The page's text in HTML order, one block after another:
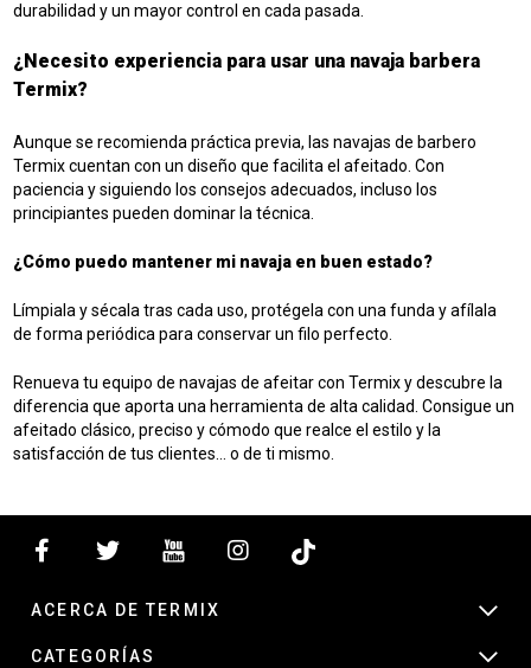
durabilidad y un mayor control en cada pasada.
¿Necesito experiencia para usar una navaja barbera
Termix?
Aunque se recomienda práctica previa, las navajas de barbero
Termix cuentan con un diseño que facilita el afeitado. Con
paciencia y siguiendo los consejos adecuados, incluso los
principiantes pueden dominar la técnica.
¿Cómo puedo mantener mi navaja en buen estado?
Límpiala y sécala tras cada uso, protégela con una funda y afílala
de forma periódica para conservar un filo perfecto.
Renueva tu equipo de navajas de afeitar con Termix y descubre la
diferencia que aporta una herramienta de alta calidad. Consigue un
afeitado clásico, preciso y cómodo que realce el estilo y la
satisfacción de tus clientes… o de ti mismo.
ACERCA DE TERMIX
CATEGORÍAS